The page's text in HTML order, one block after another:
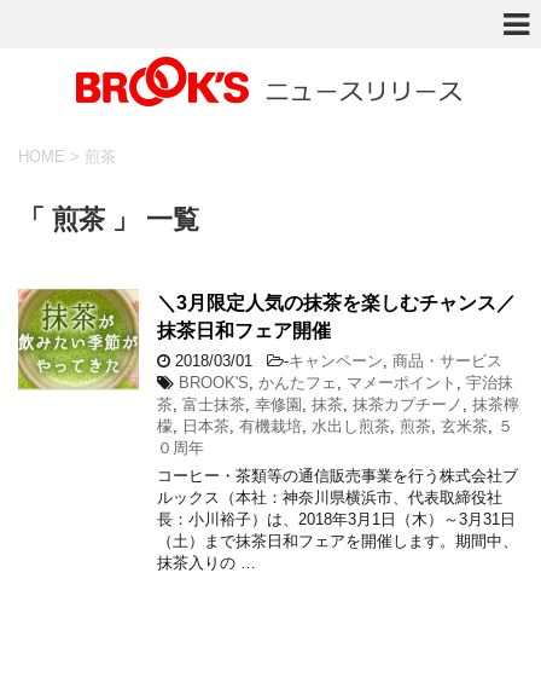
HOME > 煎茶
「 煎茶 」 一覧
＼3月限定人気の抹茶を楽しむチャンス／
抹茶日和フェア開催
2018/03/01 -キャンペーン 商品・サービス
BROOK'S かんたフェ マメーポイント
宇治抹
茶 富士抹茶 幸修園 抹茶 抹茶カプチーノ
抹茶檸
檬
日本茶 有機栽培 水出し煎茶 煎茶 玄米茶
５
０周年
コーヒー・茶類等の通信販売事業を行う株式会社ブ
ルックス（本社：神奈川県横浜市、代表取締役社
長：小川裕子）は、2018年3月1日（木）～3月31日
（土）まで抹茶日和フェアを開催します。期間中、
抹茶入りの …